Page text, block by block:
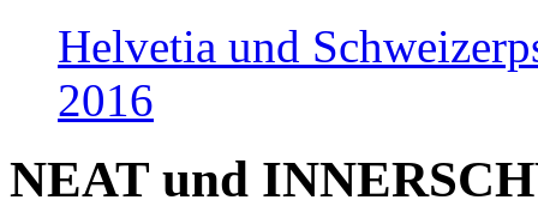
Helvetia und
2016
NEAT und